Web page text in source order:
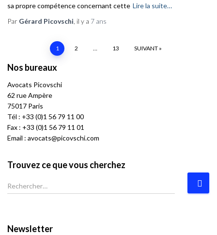
sa propre compétence concernant cette Lire la suite…
Par Gérard Picovschi , il y a 7 ans
Navigation
des
articles
1 2 … 13 SUIVANT
Nos bureaux
Avocats Picovschi
62 rue Ampère
75017 Paris
Tél : +33 (0)1 56 79 11 00
Fax : +33 (0)1 56 79 11 01
Email : avocats@picovschi.com
Trouvez ce que vous cherchez
R
e
eNewsletter